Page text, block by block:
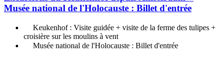
Musée national de l'Holocauste : Billet d'entrée
Keukenhof : Visite guidée + visite de la ferme des tulipes +
croisière sur les moulins à vent
Musée national de l'Holocauste : Billet d'entrée